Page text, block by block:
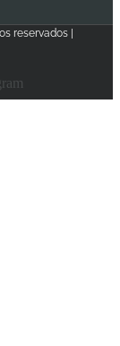
reservados |